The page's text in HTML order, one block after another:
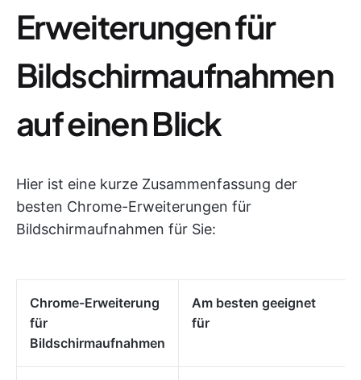
Erweiterungen für
Bildschirmaufnahmen
auf einen Blick
Hier ist eine kurze Zusammenfassung der
besten Chrome-Erweiterungen für
Bildschirmaufnahmen für Sie:
Chrome-Erweiterung
für
Bildschirmaufnahmen
Am besten geeignet
für